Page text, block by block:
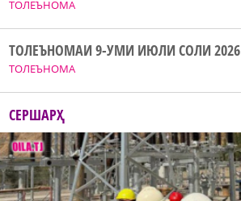
ТОЛЕЪНОМА
ТОЛЕЪНОМА
ТОЛЕЪНОМАИ 9-УМИ ИЮЛИ СОЛИ 2026
СЕРШАРҲ